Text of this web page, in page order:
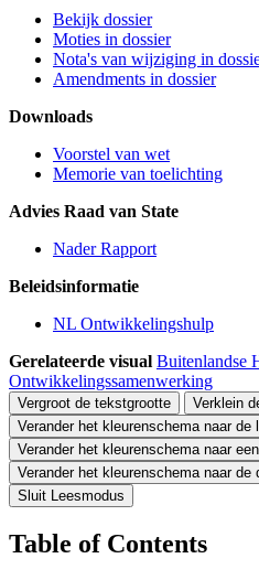
Bekijk dossier
Moties in dossier
Nota's van wijziging in
Amendments in dossier
Downloads
Voorstel van wet
Memorie van toelichting
Advies Raad van State
Nader Rapport
Beleidsinformatie
NL Ontwikkelingshulp
Gerelateerde visual Buitenlandse
Ontwikkelingssamenwerking
Vergroot de tekstgrootte
Verklein
Verander het kleurenschema naar de
Verander het kleurenschema naar
Verander het kleurenschema naar de
Sluit Leesmodus
Table of Contents